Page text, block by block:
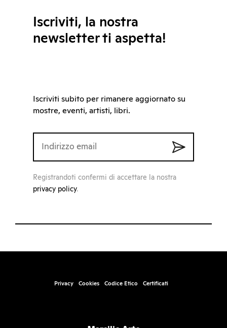
Iscriviti, la nostra
newsletter ti aspetta!
Iscriviti subito per rimanere aggiornato su
mostre, eventi, artisti, libri.
Registrandoti confermi di accettare la nostra
privacy policy.
Privacy Cookies Codice Etico Certificati